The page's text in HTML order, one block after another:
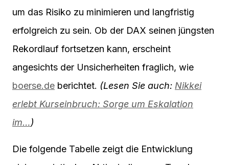
um das Risiko zu minimieren und langfristig
erfolgreich zu sein. Ob der DAX seinen jüngsten
Rekordlauf fortsetzen kann, erscheint
angesichts der Unsicherheiten fraglich, wie
boerse.de berichtet. (Lesen Sie auch: Nikkei
erlebt Kurseinbruch: Sorge um Eskalation
im…)
Die folgende Tabelle zeigt die Entwicklung